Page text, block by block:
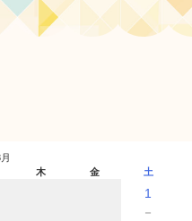
グ
木 金 土
1
－